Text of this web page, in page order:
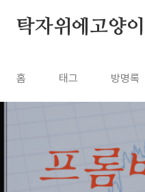
탁자위에고양이
홈 태그 방명록